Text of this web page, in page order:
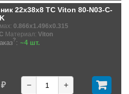
22x38x8 TC Viton 80-N03-C-
0.866x1.496x0.315
Материал: Viton
?: ~4 шт.
− +